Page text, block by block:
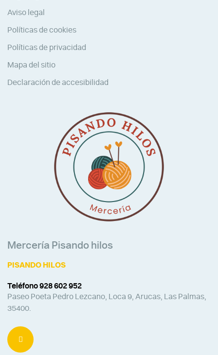
Aviso legal
Políticas de cookies
Políticas de privacidad
Mapa del sitio
Declaración de accesibilidad
Mercería Pisando hilos
PISANDO HILOS
Teléfono 928 602 952
Paseo Poeta Pedro Lezcano, Loca 9, Arucas, Las Palmas,
35400.